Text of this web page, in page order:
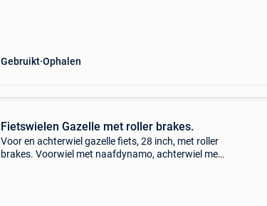
Gebruikt Ophalen
Fietswielen Gazelle met roller brakes.
Voor en achterwiel gazelle fiets, 28 inch, met roller
brakes. Voorwiel met naafdynamo, achterwiel met